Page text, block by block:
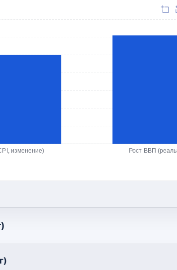
изменение) Рост ВВП